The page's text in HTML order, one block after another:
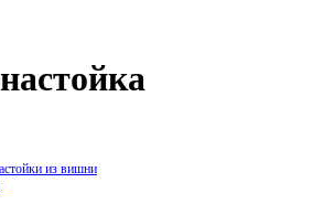
из вишни